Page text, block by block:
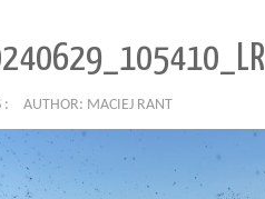
: AUTHOR: MACIEJ RANT